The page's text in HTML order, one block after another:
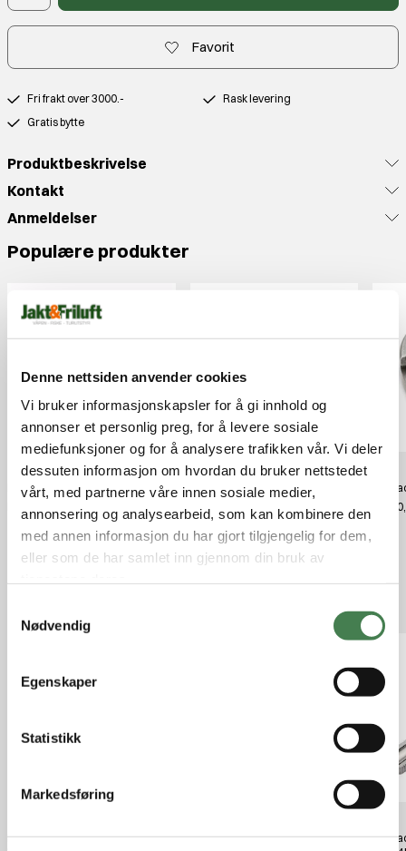
Denne nettsiden anvender cookies
Vi bruker informasjonskapsler for å gi innhold og
annonser et personlig preg, for å levere sosiale
mediefunksjoner og for å analysere trafikken vår. Vi deler
dessuten informasjon om hvordan du bruker nettstedet
vårt, med partnerne våre innen sosiale medier,
annonsering og analysearbeid, som kan kombinere den
med annen informasjon du har gjort tilgjengelig for dem,
eller som de har samlet inn gjennom din bruk av
Nødvendig
Egenskaper
Statistikk
Markedsføring
Favorit
Fri frakt over 3000.-
Rask levering
Gratis bytte
Produktbeskrivelse
Kontakt
Anmeldelser
Populære produkter
Hornady Std Metering Insert
Hornady Shell Holder #4
220Swift/
kr 130,00
kr
Hornady Bullet Feeder Die
Hornady Bullet Feeder Die